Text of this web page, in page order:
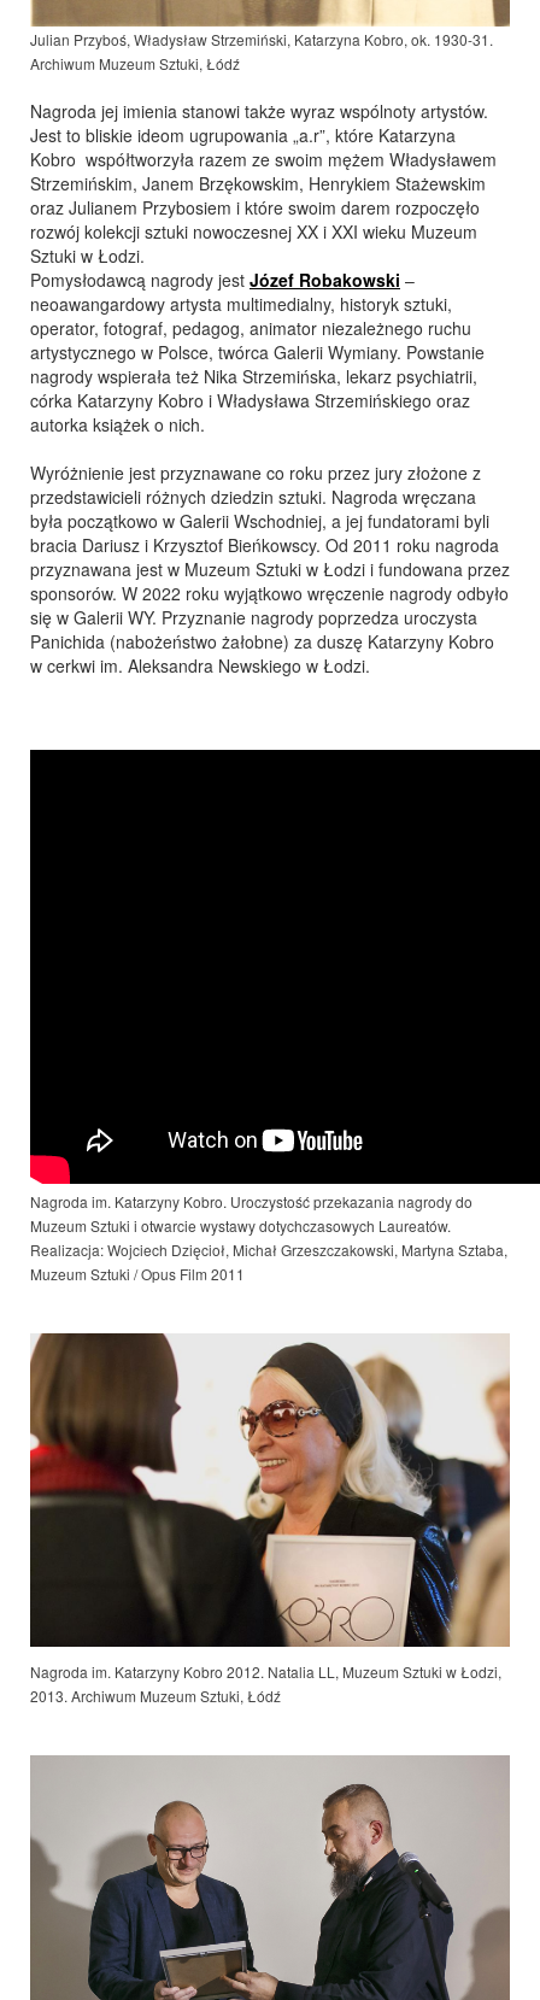
Julian Przyboś, Władysław Strzemiński, Katarzyna Kobro, ok. 1930-31.
Archiwum Muzeum Sztuki, Łódź
Nagroda jej imienia stanowi także wyraz wspólnoty artystów.
Jest to bliskie ideom ugrupowania „a.r”, które Katarzyna
Kobro współtworzyła razem ze swoim mężem Władysławem
Strzemińskim, Janem Brzękowskim, Henrykiem Stażewskim
oraz Julianem Przybosiem i które swoim darem rozpoczęło
rozwój kolekcji sztuki nowoczesnej XX i XXI wieku Muzeum
Sztuki w Łodzi.
Pomysłodawcą nagrody jest Józef Robakowski –
neoawangardowy artysta multimedialny, historyk sztuki,
operator, fotograf, pedagog, animator niezależnego ruchu
artystycznego w Polsce, twórca Galerii Wymiany. Powstanie
nagrody wspierała też Nika Strzemińska, lekarz psychiatrii,
córka Katarzyny Kobro i Władysława Strzemińskiego oraz
autorka książek o nich.
Wyróżnienie jest przyznawane co roku przez jury złożone z
przedstawicieli różnych dziedzin sztuki. Nagroda wręczana
była początkowo w Galerii Wschodniej, a jej fundatorami byli
bracia Dariusz i Krzysztof Bieńkowscy. Od 2011 roku nagroda
przyznawana jest w Muzeum Sztuki w Łodzi i fundowana przez
sponsorów. W 2022 roku wyjątkowo wręczenie nagrody odbyło
się w Galerii WY. Przyznanie nagrody poprzedza uroczysta
Panichida (nabożeństwo żałobne) za duszę Katarzyny Kobro
w cerkwi im. Aleksandra Newskiego w Łodzi.
Nagroda im. Katarzyny Kobro. Uroczystość przekazania nagrody do
Muzeum Sztuki i otwarcie wystawy dotychczasowych Laureatów.
Realizacja: Wojciech Dzięcioł, Michał Grzeszczakowski, Martyna Sztaba,
Muzeum Sztuki / Opus Film 2011
Nagroda im. Katarzyny Kobro 2012. Natalia LL, Muzeum Sztuki w Łodzi,
2013. Archiwum Muzeum Sztuki, Łódź